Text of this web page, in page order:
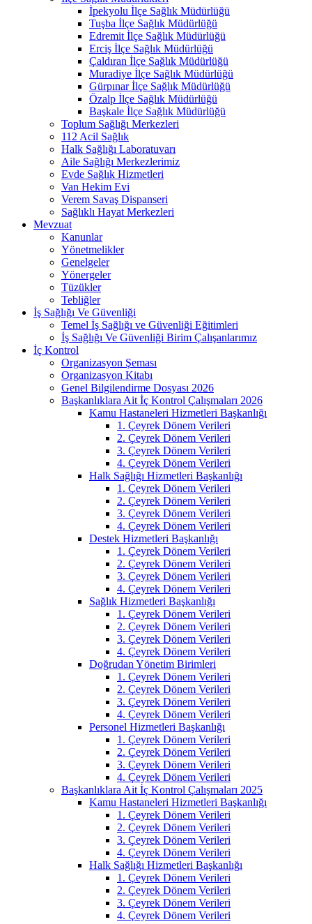
İpekyolu İlçe Sağlık Müdürlüğü
Tuşba İlçe Sağlık Müdürlüğü
Edremit İlçe Sağlık Müdürlüğü
Erciş İlçe Sağlık Müdürlüğü
Çaldıran İlçe Sağlık Müdürlüğü
Muradiye İlçe Sağlık Müdürlüğü
Gürpınar İlçe Sağlık Müdürlüğü
Özalp İlçe Sağlık Müdürlüğü
Başkale İlçe Sağlık Müdürlüğü
Toplum Sağlığı Merkezleri
112 Acil Sağlık
Halk Sağlığı Laboratuvarı
Aile Sağlığı Merkezlerimiz
Evde Sağlık Hizmetleri
Van Hekim Evi
Verem Savaş Dispanseri
Sağlıklı Hayat Merkezleri
Mevzuat
Kanunlar
Yönetmelikler
Genelgeler
Yönergeler
Tüzükler
Tebliğler
İş Sağlığı Ve Güvenliği
Temel İş Sağlığı ve Güvenliği Eğitimleri
İş Sağlığı Ve Güvenliği Birim Çalışanlarımız
İç Kontrol
Organizasyon Şeması
Organizasyon Kitabı
Genel Bilgilendirme Dosyası 2026
Başkanlıklara Ait İç Kontrol Çalışmaları 2026
Kamu Hastaneleri Hizmetleri Başkanlığı
1. Çeyrek Dönem Verileri
2. Çeyrek Dönem Verileri
3. Çeyrek Dönem Verileri
4. Çeyrek Dönem Verileri
Halk Sağlığı Hizmetleri Başkanlığı
1. Çeyrek Dönem Verileri
2. Çeyrek Dönem Verileri
3. Çeyrek Dönem Verileri
4. Çeyrek Dönem Verileri
Destek Hizmetleri Başkanlığı
1. Çeyrek Dönem Verileri
2. Çeyrek Dönem Verileri
3. Çeyrek Dönem Verileri
4. Çeyrek Dönem Verileri
Sağlık Hizmetleri Başkanlığı
1. Çeyrek Dönem Verileri
2. Çeyrek Dönem Verileri
3. Çeyrek Dönem Verileri
4. Çeyrek Dönem Verileri
Doğrudan Yönetim Birimleri
1. Çeyrek Dönem Verileri
2. Çeyrek Dönem Verileri
3. Çeyrek Dönem Verileri
4. Çeyrek Dönem Verileri
Personel Hizmetleri Başkanlığı
1. Çeyrek Dönem Verileri
2. Çeyrek Dönem Verileri
3. Çeyrek Dönem Verileri
4. Çeyrek Dönem Verileri
Başkanlıklara Ait İç Kontrol Çalışmaları 2025
Kamu Hastaneleri Hizmetleri Başkanlığı
1. Çeyrek Dönem Verileri
2. Çeyrek Dönem Verileri
3. Çeyrek Dönem Verileri
4. Çeyrek Dönem Verileri
Halk Sağlığı Hizmetleri Başkanlığı
1. Çeyrek Dönem Verileri
2. Çeyrek Dönem Verileri
3. Çeyrek Dönem Verileri
4. Çeyrek Dönem Verileri